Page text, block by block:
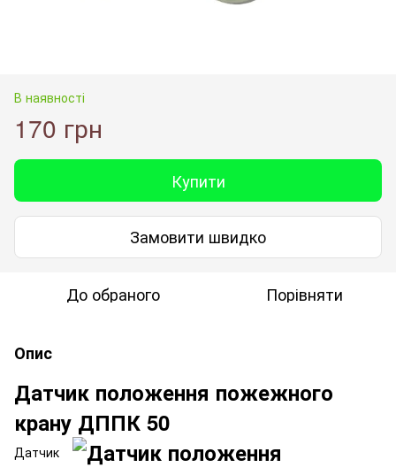
В наявності
170 грн
Купити
Замовити швидко
До обраного Порівняти
Опис
Датчик положення пожежного
крану ДППК 50
Датчик